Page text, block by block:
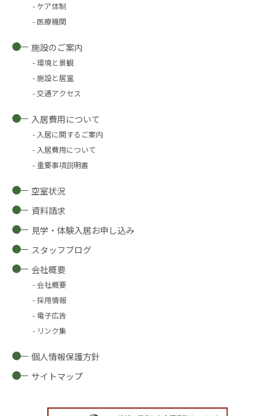
ケア体制
医療機関
施設のご案内
環境と景観
施設と居室
交通アクセス
入居費用について
入居に関するご案内
入居費用について
重要事項説明書
空室状況
資料請求
見学・体験入居お申し込み
スタッフブログ
会社概要
会社概要
採用情報
電子広告
リンク集
個人情報保護方針
サイトマップ